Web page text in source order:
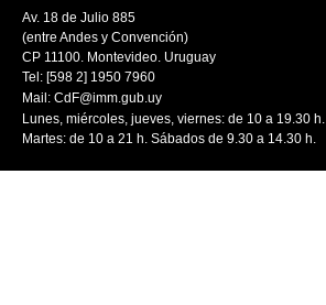
Av. 18 de Julio 885
(entre Andes y Convención)
CP 11100. Montevideo. Uruguay
Tel: [598 2] 1950 7960
Mail: CdF@imm.gub.uy
Lunes, miércoles, jueves, viernes: de 10 a 19.30 h.
Martes: de 10 a 21 h. Sábados de 9.30 a 14.30 h.